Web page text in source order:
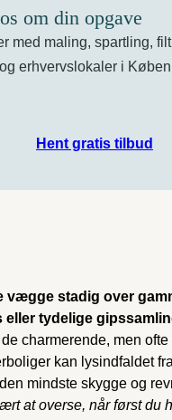
om din opgave
med maling, spartling,
erhvervslokaler i
Hent gratis tilbud
vægge stadig over
tydelige
charmerende, men
kan lysindfaldet
mindste skygge og
at overse, når først du